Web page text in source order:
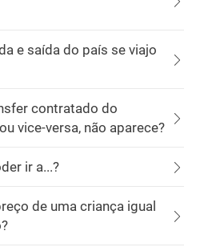
e saída do país se viajo
contratado do
vice-versa, não aparece?
ir a...?
de uma criança igual